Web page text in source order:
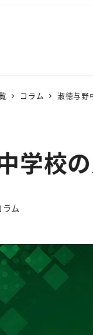
コラム 淑徳与
学校
リー
ラム